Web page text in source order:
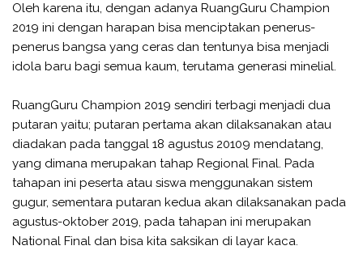
Oleh karena itu, dengan adanya RuangGuru Champion
2019 ini dengan harapan bisa menciptakan penerus-
penerus bangsa yang ceras dan tentunya bisa menjadi
idola baru bagi semua kaum, terutama generasi minelial.
RuangGuru Champion 2019 sendiri terbagi menjadi dua
putaran yaitu; putaran pertama akan dilaksanakan atau
diadakan pada tanggal 18 agustus 20109 mendatang,
yang dimana merupakan tahap Regional Final. Pada
tahapan ini peserta atau siswa menggunakan sistem
gugur, sementara putaran kedua akan dilaksanakan pada
agustus-oktober 2019, pada tahapan ini merupakan
National Final dan bisa kita saksikan di layar kaca.